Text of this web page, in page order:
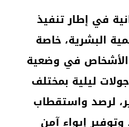
في إطار تنفيذ
البشرية، خاصة
الأشخاص في وضعية
ليلية بمختلف
لرصد واستقطاب
إيواء آمن